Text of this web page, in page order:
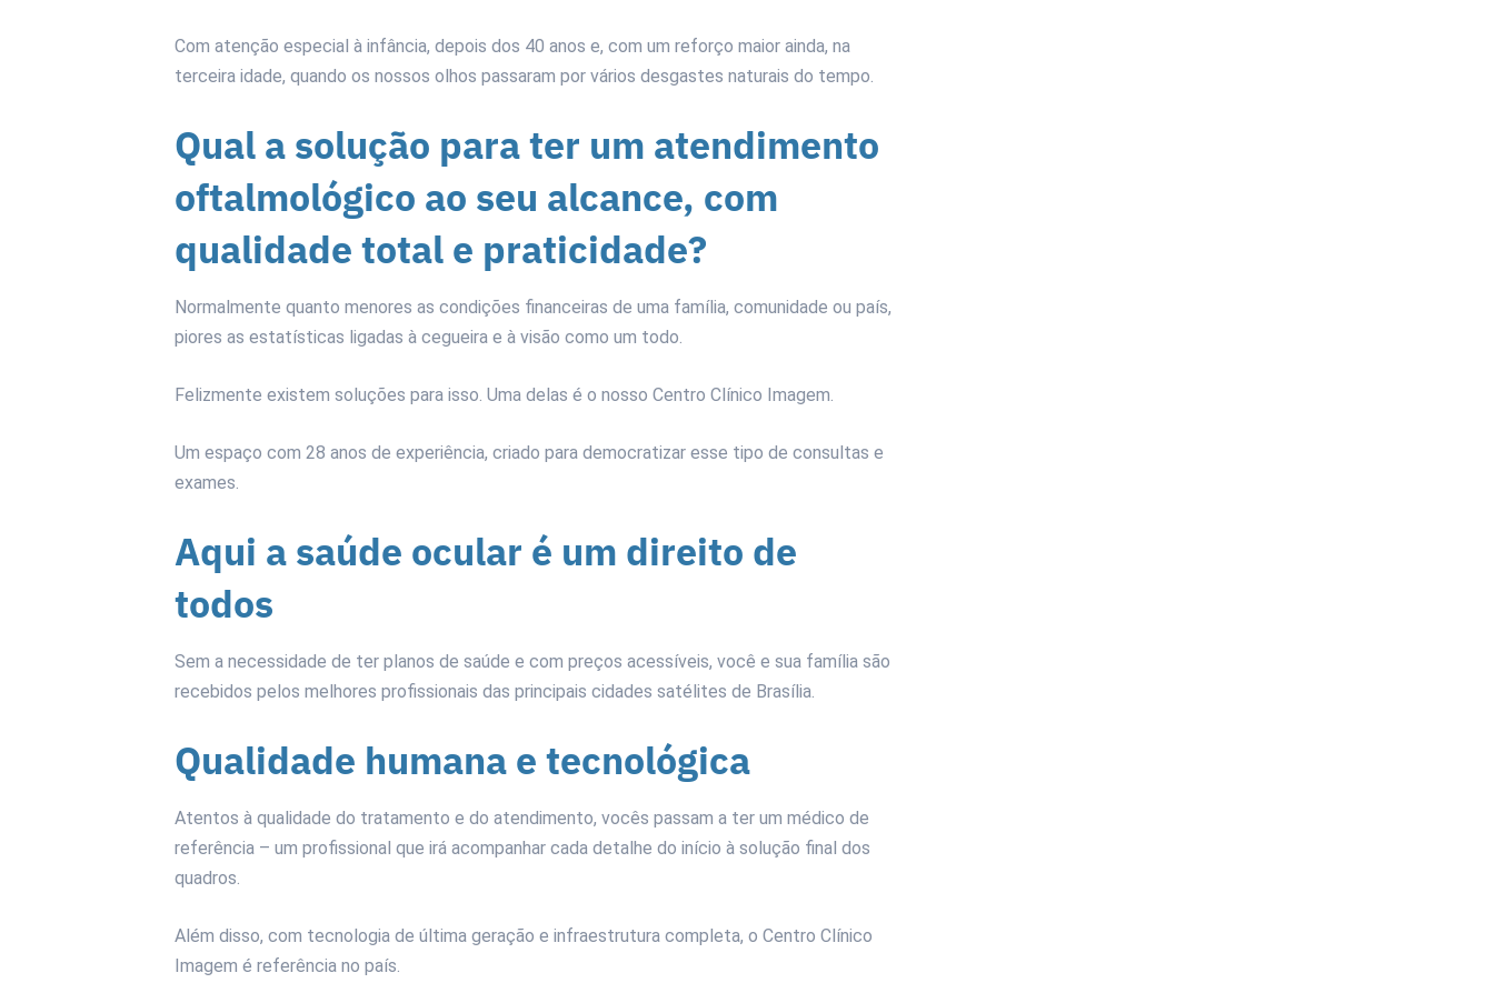
Com atenção especial à infância, depois dos 40 anos e, com um reforço maior ainda, na
terceira idade, quando os nossos olhos passaram por vários desgastes naturais do tempo.
Qual a solução para ter um atendimento
oftalmológico ao seu alcance, com
qualidade total e praticidade?
Normalmente quanto menores as condições financeiras de uma família, comunidade ou país,
piores as estatísticas ligadas à cegueira e à visão como um todo.
Felizmente existem soluções para isso. Uma delas é o nosso Centro Clínico Imagem.
Um espaço com 28 anos de experiência, criado para democratizar esse tipo de consultas e
exames.
Aqui a saúde ocular é um direito de
todos
Sem a necessidade de ter planos de saúde e com preços acessíveis, você e sua família são
recebidos pelos melhores profissionais das principais cidades satélites de Brasília.
Qualidade humana e tecnológica
Atentos à qualidade do tratamento e do atendimento, vocês passam a ter um médico de
referência – um profissional que irá acompanhar cada detalhe do início à solução final dos
quadros.
Além disso, com tecnologia de última geração e infraestrutura completa, o Centro Clínico
Imagem é referência no país.